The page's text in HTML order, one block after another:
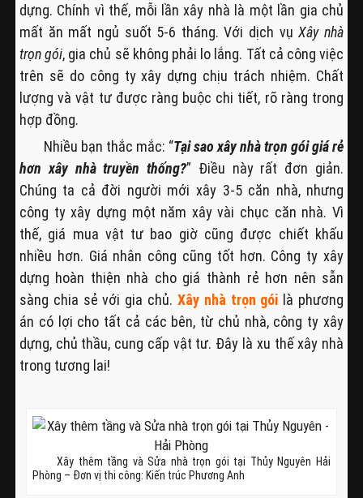
dựng. Chính vì thế, mỗi lần xây nhà là một lần gia chủ
mất ăn mất ngủ suốt 5-6 tháng. Với dịch vụXây nhà
trọn gói, gia chủ sẽ không phải lo lắng. Tất cả công việc
trên sẽ do công ty xây dựng chịu trách nhiệm. Chất
lượng và vật tư được ràng buộc chi tiết, rõ ràng trong
hợp đồng.
Nhiều bạn thắc mắc: “Tại sao xây nhà trọn gói giá rẻ
hơn xây nhà truyền thống?” Điều này rất đơn giản.
Chúng ta cả đời người mới xây 3-5 căn nhà, nhưng
công ty xây dựng một năm xây vài chục căn nhà. Vì
thế, giá mua vật tư bao giờ cũng được chiết khấu
nhiều hơn. Giá nhân công cũng tốt hơn. Công ty xây
dựng hoàn thiện nhà cho giá thành rẻ hơn nên sẵn
sàng chia sẻ với gia chủ. Xây nhà trọn gói là phương
án có lợi cho tất cả các bên, từ chủ nhà, công ty xây
dựng, chủ thầu, cung cấp vật tư. Đây là xu thế xây nhà
trong tương lai!
Xây thêm tầng và Sửa nhà trọn gói tại Thủy Nguyên Hải
Phòng – Đơn vị thi công: Kiến trúc Phương Anh